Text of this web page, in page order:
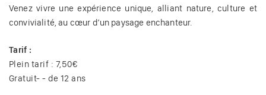
Venez vivre une expérience unique, alliant nature, culture et
convivialité, au cœur d’un paysage enchanteur.
Tarif :
Plein tarif : 7,50€
Gratuit- - de 12 ans